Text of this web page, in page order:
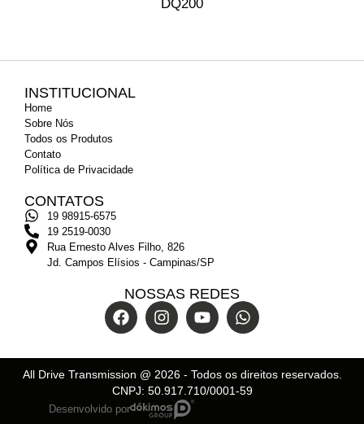
DQ200
INSTITUCIONAL
Home
Sobre Nós
Todos os Produtos
Contato
Política de Privacidade
CONTATOS
19 98915-6575
19 2519-0030
Rua Ernesto Alves Filho, 826
Jd. Campos Elísios - Campinas/SP
NOSSAS REDES
All Drive Transmission @ 2026- Todos os direitos reservados.
CNPJ: 50.917.710/0001-59
Desenvolvido por